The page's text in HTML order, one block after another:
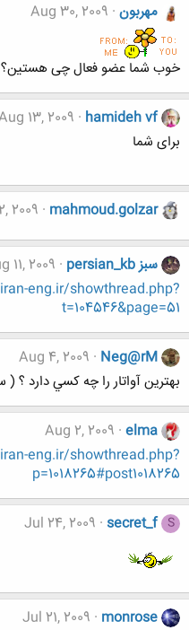
مهربون Aug 30, 2009
خوب شما عضو فعال چی هستین؟
hamideh vf
13, 2009
برای شما
mahmoud.golzar
2009
persian_kb سبز
11, 2009
eng.ir/showthread.php?
t=104546&page=51
Neg@rM
Aug 4, 2009
بهترين آواتار را چه كسي دارد ؟ (
elma
Aug 2, 2009
eng.ir/showthread.php?
p=1018265#post1018265
S
secret_f
Jul 24, 2009
monrose
Jul 21, 2009